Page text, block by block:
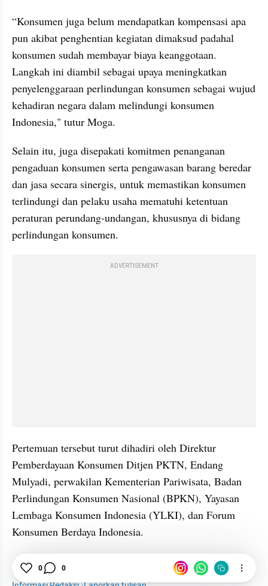
“Konsumen juga belum mendapatkan kompensasi apa
pun akibat penghentian kegiatan dimaksud padahal
konsumen sudah membayar biaya keanggotaan.
Langkah ini diambil sebagai upaya meningkatkan
penyelenggaraan perlindungan konsumen sebagai wujud
kehadiran negara dalam melindungi konsumen
Indonesia," tutur Moga.
Selain itu, juga disepakati komitmen penanganan
pengaduan konsumen serta pengawasan barang beredar
dan jasa secara sinergis, untuk memastikan konsumen
terlindungi dan pelaku usaha mematuhi ketentuan
peraturan perundang-undangan, khususnya di bidang
perlindungan konsumen.
ADVERTISEMENT
Pertemuan tersebut turut dihadiri oleh Direktur
Pemberdayaan Konsumen Ditjen PKTN, Endang
Mulyadi, perwakilan Kementerian Pariwisata, Badan
Perlindungan Konsumen Nasional (BPKN), Yayasan
Lembaga Konsumen Indonesia (YLKI), dan Forum
Konsumen Berdaya Indonesia.
Gym Kemendag
0 0